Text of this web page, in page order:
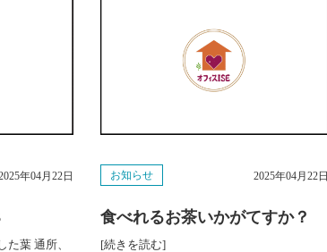
年04月22日
葉 通所、
お知らせ 2025年04月22日
食べれるお茶いかがてすか？
[続きを読む]